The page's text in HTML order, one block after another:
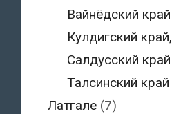
Вайнёдский край
Кулдигский край,
Салдусский край
Талсинский край
Латгале(7)